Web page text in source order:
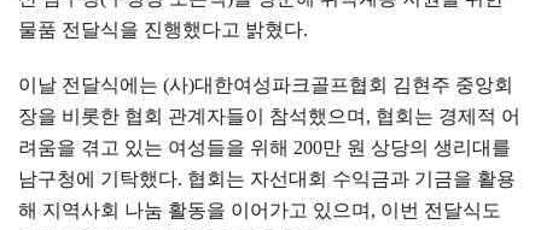
물품 전달식을 진행했다고 밝혔다.
이날 전달식에는 (사)대한여성파크골프협회 김현주 중앙회
장을 비롯한 협회 관계자들이 참석했으며 , 협회는 경제적 어
려움을 겪고 있는 여성들을 위해 200만 원 상당의 생리대를
남구청에 기탁했다. 협회는 자선대회 수익금과 기금을 활용
해 지역사회 나눔 활동을 이어가고 있으며 , 이번 전달식도